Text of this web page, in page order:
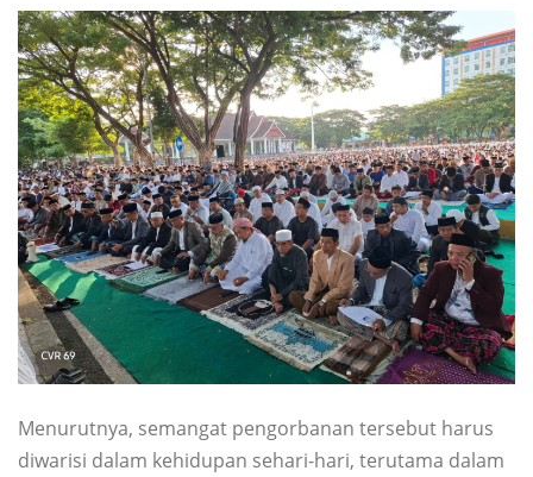
Menurutnya, semangat pengorbanan tersebut harus
diwarisi dalam kehidupan sehari-hari, terutama dalam